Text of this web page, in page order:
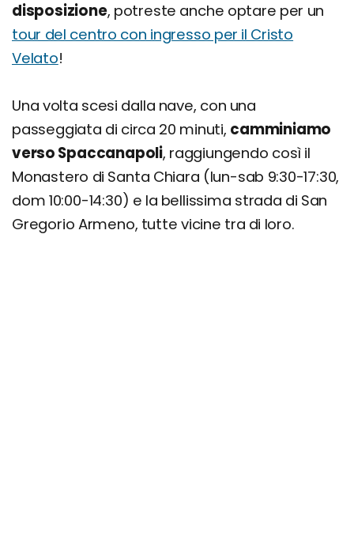
disposizione, potreste anche optare per un
tour del centro con ingresso per il Cristo
Velato!
Una volta scesi dalla nave, con una
passeggiata di circa 20 minuti, camminiamo
verso Spaccanapoli, raggiungendo così il
Monastero di Santa Chiara (lun-sab 9:30-17:30,
dom 10:00-14:30) e la bellissima strada di San
Gregorio Armeno, tutte vicine tra di loro.